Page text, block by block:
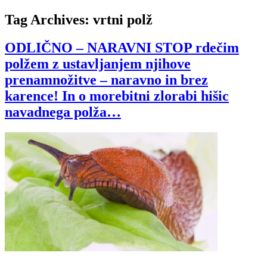
Tag Archives: vrtni polž
ODLIČNO – NARAVNI STOP rdečim
polžem z ustavljanjem njihove
prenamnožitve – naravno in brez
karence! In o morebitni zlorabi hišic
navadnega polža…